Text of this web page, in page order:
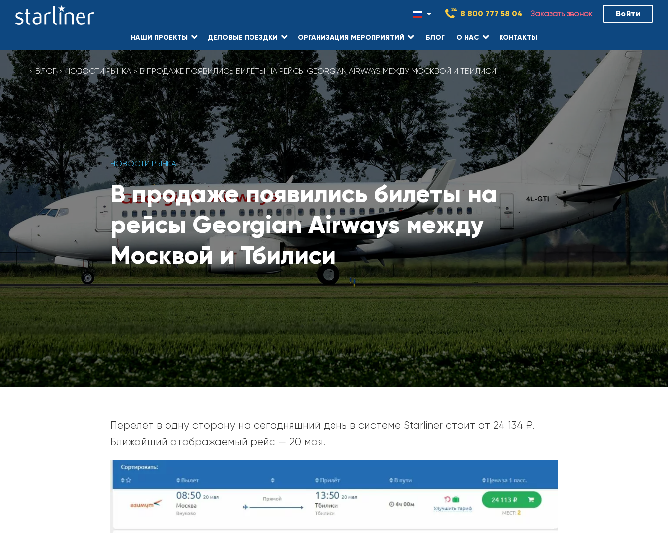
Skip
content
НАШИ ПРОЕКТЫ ДЕЛОВЫЕ ПОЕЗДКИ ОРГАНИЗАЦИЯ МЕРОПРИЯТИЙ БЛОГ О НАС КОНТАКТЫ
8 800 777 58 04 Заказать звонок Войти
БЛОГ НОВОСТИ РЫНКА В ПРОДАЖЕ ПОЯВИЛИСЬ БИЛЕТЫ НА РЕЙСЫ GEORGIAN AIRWAYS МЕЖДУ МОСКВОЙ И ТБИЛИСИ
НОВОСТИ РЫНКА
В продаже появились билеты на
рейсы Georgian Airways между
Москвой и Тбилиси
Перелёт в одну сторону на сегодняшний день в системе Starliner стоит от 24 134 ₽.
Ближайший отображаемый рейс — 20 мая.